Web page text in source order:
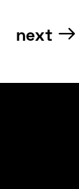
next